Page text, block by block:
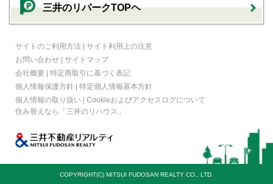
三井のリパークTOPヘ
サイトのご利用方法 | サイト利用上の注意
お問い合わせ | サイトマップ
会社概要 | 特定商取引に基づく表記
個人情報保護方針 | 特定個人情報基本方針
個人情報の取り扱い | Cookieおよびアクセスログについて
住み替えなら
「三井のリハウス」
COPYRIGHT(C) MITSUI FUDOSAN REALTY CO., LTD.